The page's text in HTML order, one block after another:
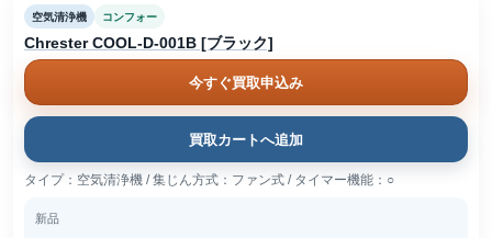
空気清浄機 コンフォー
Chrester COOL-D-001B [ブラック]
今すぐ買取申込み
買取カートへ追加
タイプ：空気清浄機 / 集じん方式：ファン式 / タイマー機能：○
新品